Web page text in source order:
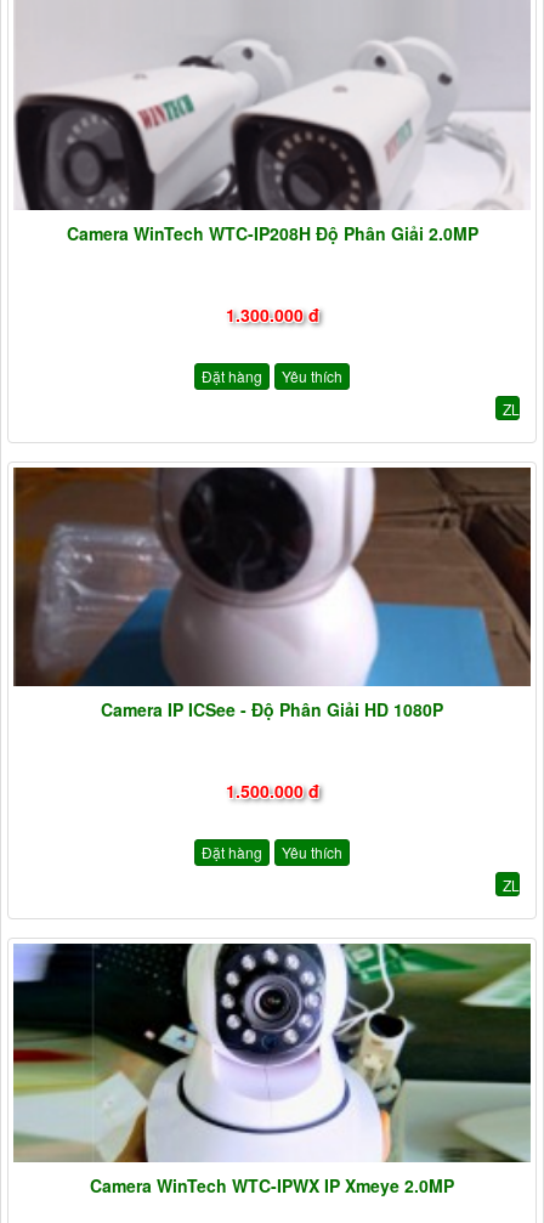
Camera WinTech WTC-IP208H Độ Phân Giải 2.0MP
1.300.000 đ
Đặt hàng
Yêu thích
ZL
Camera IP ICSee - Độ Phân Giải HD 1080P
1.500.000 đ
Đặt hàng
Yêu thích
ZL
Camera WinTech WTC-IPWX IP Xmeye 2.0MP